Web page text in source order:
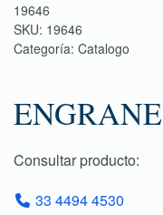
19646
SKU: 19646
Categoría: Catalogo
ENGRANE
Consultar producto:
33 4494 4530